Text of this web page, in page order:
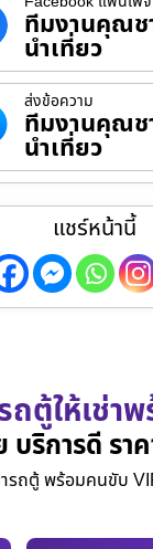
ทีมงานคุณช
นำเที่ยว
ส่งข้อความ
ทีมงานคุณช
นำเที่ยว
แชร์หน้านี้
ถตู้ให้เช่า
บริการดี รา
ารถตู้ พร้อมคนขับ